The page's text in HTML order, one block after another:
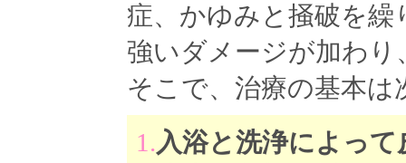
症、かゆみと掻破を
強いダメージが加わり
そこで、治療の基本
1.入浴と洗浄によっ